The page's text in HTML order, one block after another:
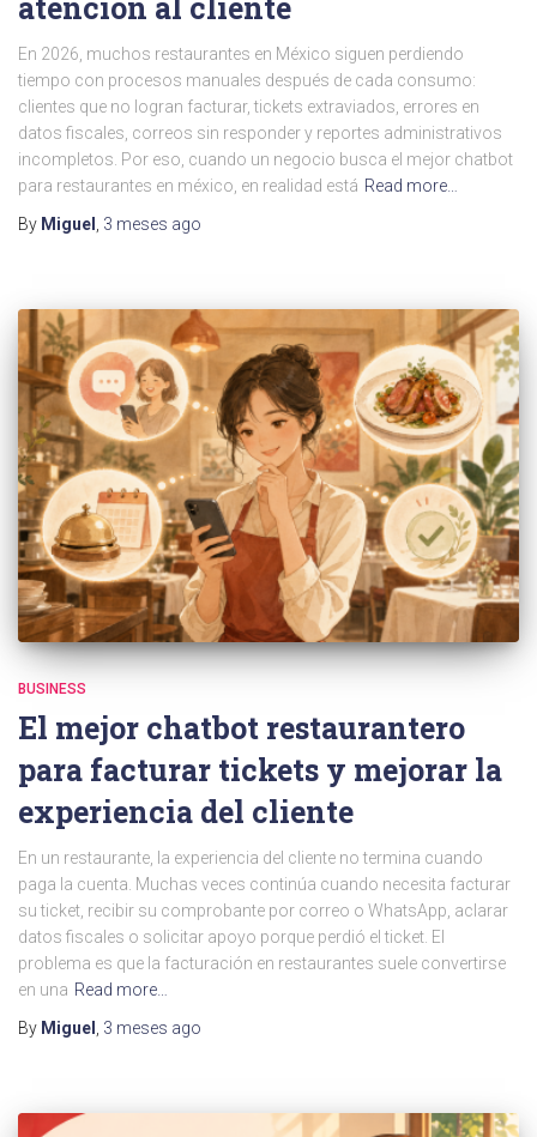
En 2026, muchos restaurantes en México siguen perdiendo
tiempo con procesos manuales después de cada consumo:
clientes que no logran facturar, tickets extraviados, errores en
datos fiscales, correos sin responder y reportes administrativos
incompletos. Por eso, cuando un negocio busca el mejor chatbot
para restaurantes en méxico, en realidad está Read more…
By Miguel 3 meses ago
BUSINESS
El mejor chatbot restaurantero
para facturar tickets y mejorar la
experiencia del cliente
En un restaurante, la experiencia del cliente no termina cuando
paga la cuenta. Muchas veces continúa cuando necesita facturar
su ticket, recibir su comprobante por correo o WhatsApp, aclarar
datos fiscales o solicitar apoyo porque perdió el ticket. El
problema es que la facturación en restaurantes suele convertirse
en una Read more…
By Miguel , 3 meses ago